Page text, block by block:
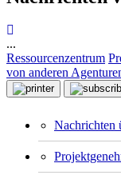
...
Ressourcenzentrum
von anderen
Nachrichten